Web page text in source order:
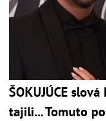
ŠOKUJÚCE
tajili... Tomuto